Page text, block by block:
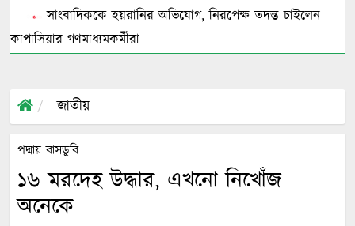
সাংবাদিককে হয়রানির অভিযোগ, নিরপেক্ষ তদন্ত চাইলেন
কাপাসিয়ার গণমাধ্যমকর্মীরা
জাতীয়
পদ্মায় বাসডুবি
১৬ মরদেহ উদ্ধার, এখনো নিখোঁজ
অনেকে